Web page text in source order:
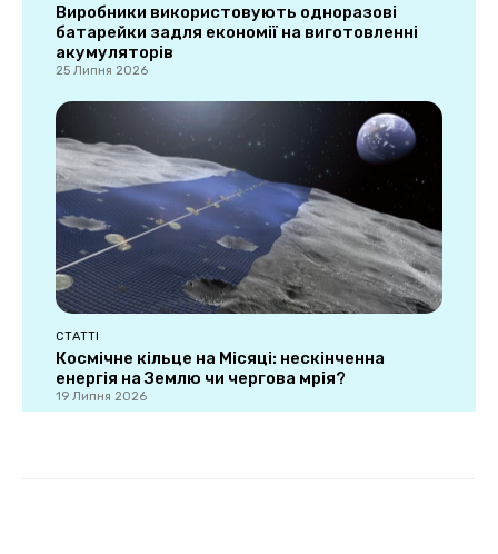
Виробники використовують одноразові
батарейки задля економії на виготовленні
акумуляторів
25 Липня 2026
СТАТТІ
Космічне кільце на Місяці: нескінченна
енергія на Землю чи чергова мрія?
19 Липня 2026